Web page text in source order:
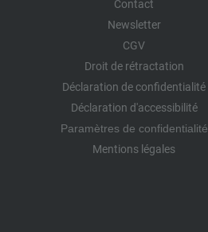
Contact
Newsletter
CGV
Droit de rétractation
Déclaration de confidentialité
Déclaration d'accessibilité
Paramètres de confidentialité
Mentions légales